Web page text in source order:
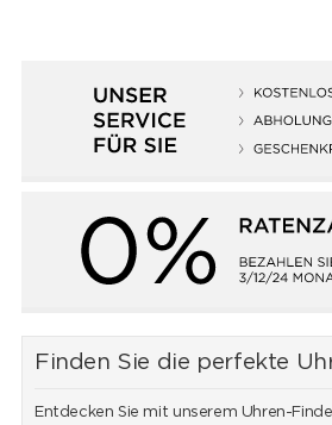
Finden Sie die perfekte
Entdecken Sie mit unserem Uhren-